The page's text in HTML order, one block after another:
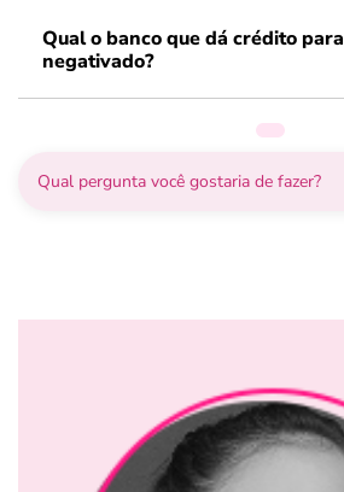
Qual o banco que dá crédito para
negativado?